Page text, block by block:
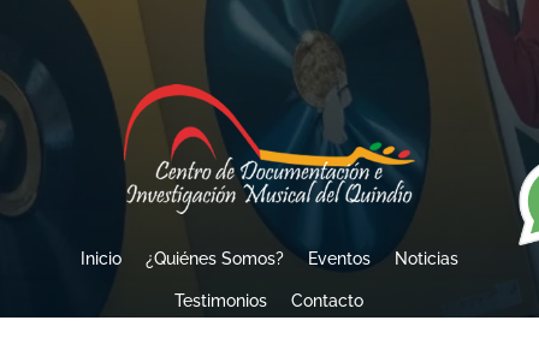
Inicio ¿Quiénes Somos? Eventos Noticias
Testimonios Contacto